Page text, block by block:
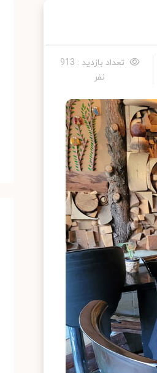
تعداد بازدید : 913
نفر